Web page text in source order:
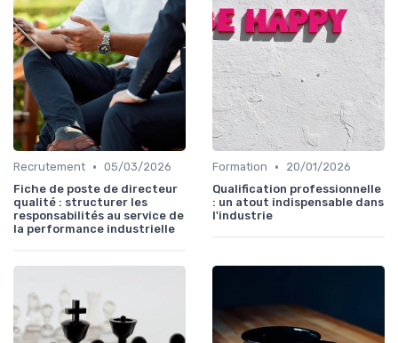
Recrutement • 05/03/2026
Fiche de poste de directeur
qualité : structurer les
responsabilités au service de
la performance industrielle
Formation •
20/01/2026
Qualification professionnelle
: un atout indispensable dans
l'industrie